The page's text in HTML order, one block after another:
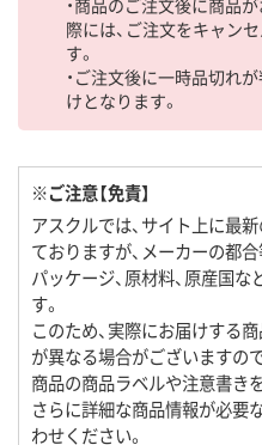
際には、ご注文をキャン
す。
・ご注文後に一時品切れ
けとなります。
※ご注意【免責】
アスクルでは、サイト上に最
ておりますが、メーカーの都合
パッケージ、原材料、原産国
す。
このため、実際にお届けする
が異なる場合がございますの
商品の商品ラベルや注意書き
さらに詳細な商品情報が必要
わせください。